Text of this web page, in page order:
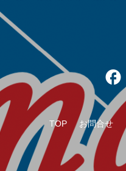
TOP お問合せ